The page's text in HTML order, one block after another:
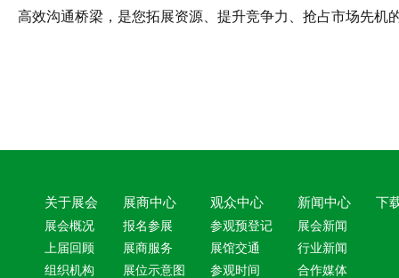
高效沟通桥梁，是您拓展资源、提升竞争力、抢占市场先机
关于展会
展会概况
上届回顾
组织机构
展商中心
报名参展
展商服务
展位示意图
观众中心
参观预登记
展馆交通
参观时间
新闻中心
展会新闻
行业新闻
合作媒体
下